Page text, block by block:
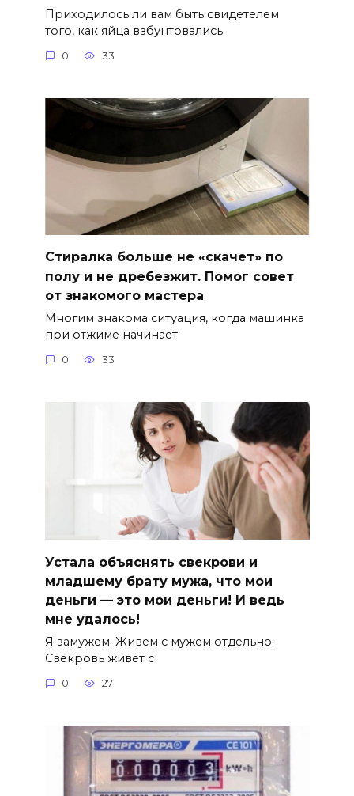
Приходилось ли вам быть свидетелем
того, как яйца взбунтовались
0 33
Стиралка больше не «скачет» по
полу и не дребезжит. Помог совет
от знакомого мастера
Многим знакома ситуация, когда машинка
при отжиме начинает
0 33
Устала объяснять свекрови и
младшему брату мужа, что мои
деньги — это мои деньги! И ведь
мне удалось!
Я замужем. Живем с мужем отдельно.
Свекровь живет с
0 27